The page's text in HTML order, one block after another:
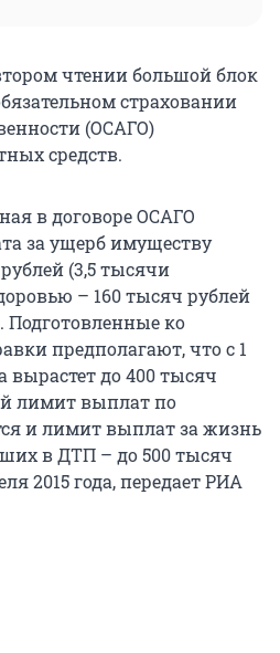
чтении большой блок
страховании
(ОСАГО)
средств.
в договоре ОСАГО
за ущерб имуществу
(3,5 тысячи
– 160 тысяч рублей
Подготовленные ко
предполагают, что с 1
вырастет до 400 тысяч
лимит выплат по
и лимит выплат за жизнь
в ДТП – до 500 тысяч
2015 года, передает РИА